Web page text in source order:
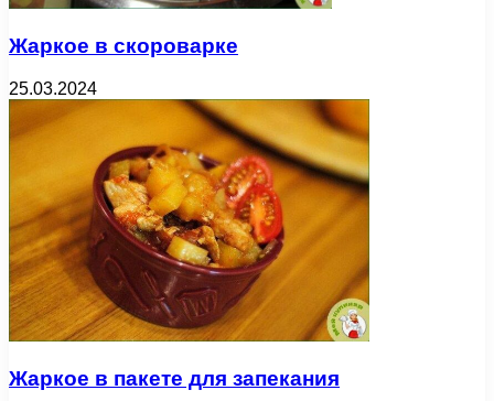
Жаркое в скороварке
25.03.2024
Жаркое в пакете для запекания